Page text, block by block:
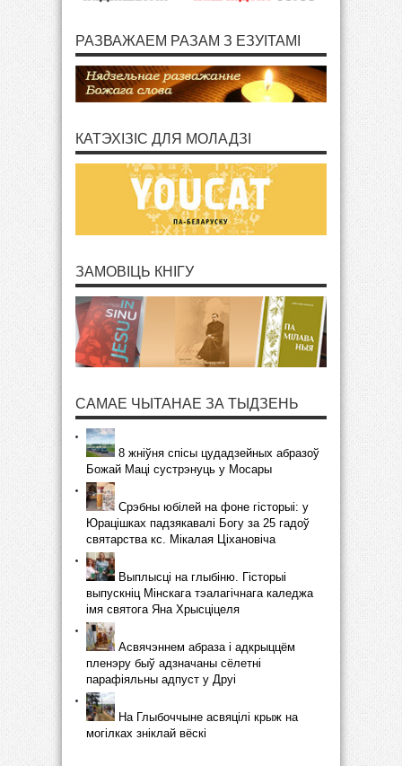
РАЗВАЖАЕМ РАЗАМ З ЕЗУІТАМІ
КАТЭХІЗІС ДЛЯ МОЛАДЗІ
ЗАМОВІЦЬ КНІГУ
САМАЕ ЧЫТАНАЕ ЗА ТЫДЗЕНЬ
8 жніўня спісы цудадзейных абразоў
Божай Маці сустрэнуць у Мосары
Срэбны юбілей на фоне гісторыі: у
Юрацішках падзякавалі Богу за 25 гадоў
святарства кс. Мікалая Ціхановіча
Выплысці на глыбіню. Гісторыі
выпускніц Мінскага тэалагічнага каледжа
імя святога Яна Хрысціцеля
Асвячэннем абраза і адкрыццём
пленэру быў адзначаны сёлетні
парафіяльны адпуст у Друі
На Глыбоччыне асвяцілі крыж на
могілках зніклай вёскі